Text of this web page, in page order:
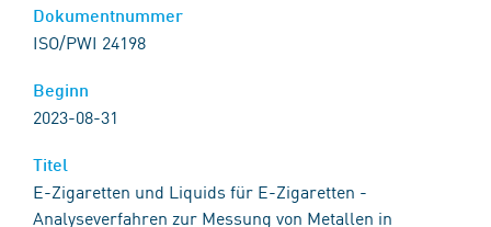
Dokumentnummer
ISO/PWI 24198
Beginn
2023-08-31
Titel
E-Zigaretten und Liquids für E-Zigaretten -
Analyseverfahren zur Messung von Metallen in